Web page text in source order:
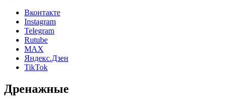
Вконтакте
Instagram
Telegram
Rutube
MAX
Яндекс.Дзен
TikTok
Дренажные